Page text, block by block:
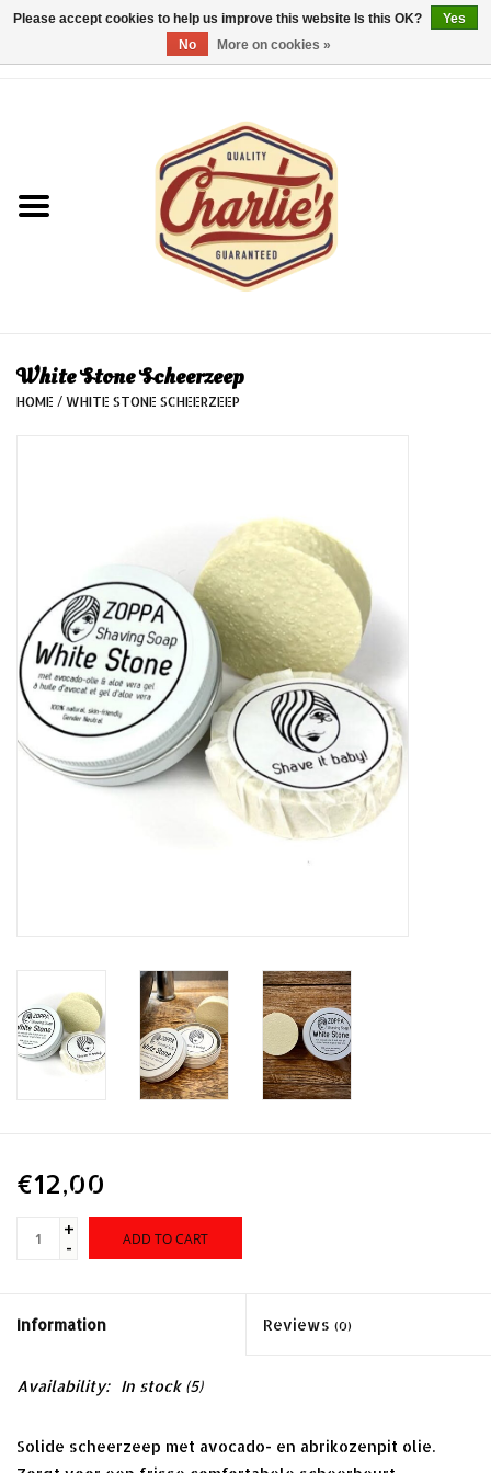
White Stone Scheerzeep
HOME / WHITE STONE SCHEERZEEP
€12,00
+
-
ADD TO CART
Information Reviews (0)
Availability: In stock(5)
Solide scheerzeep met avocado- en abrikozenpit olie.
Please accept cookies to help us improve this website Is this OK?
Yes
No
More on cookies »